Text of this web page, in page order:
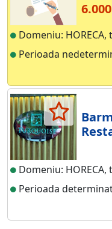
Domeniu: HORECA,
Perioada
Domeniu: HORECA,
Perioada